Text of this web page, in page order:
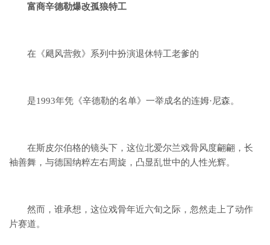
富商辛德勒爆改孤狼特工
在《飓风营救》系列中扮演退休特工老爹的
是1993年凭《辛德勒的名单》一举成名的连姆·尼森。
在斯皮尔伯格的镜头下， 这位北爱尔兰戏骨风度翩翩，长
袖善舞， 与德国纳粹左右周旋， 凸显乱世中的人性光辉。
然而，谁承想， 这位戏骨年近六旬之际， 忽然走上了动作
片赛道。